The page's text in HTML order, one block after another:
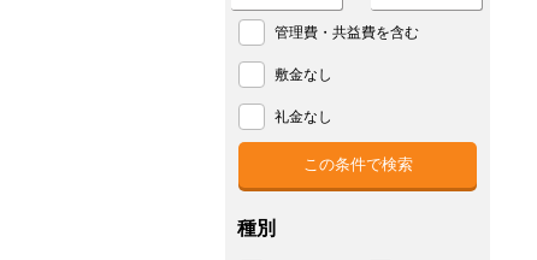
管理費・共益費を含む
敷金なし
礼金なし
種別